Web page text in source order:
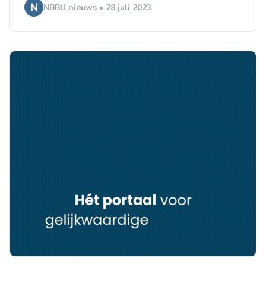
NBBU nieuws • 28 juli 2023